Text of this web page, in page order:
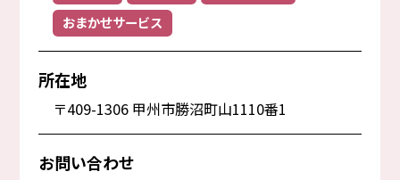
おまかせサービス
所在地
〒409-1306 甲州市勝沼町山1110番1
お問い合わせ